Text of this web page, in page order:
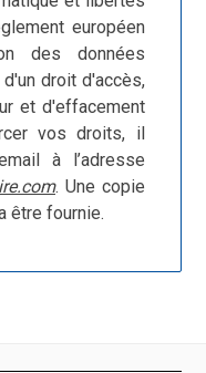
européen
des données
droit d'accès,
et d'effacement
vos droits, il
à l’adresse
. Une copie
être fournie.